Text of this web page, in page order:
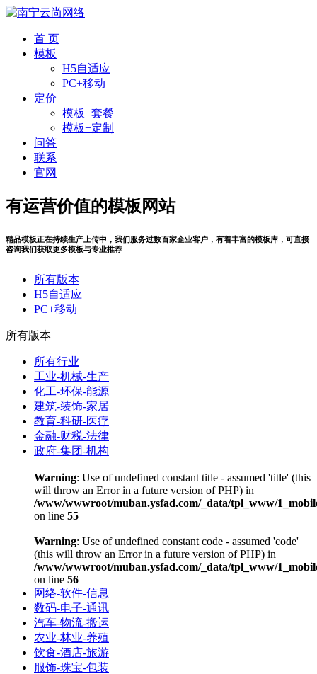
首 页
模板
H5自适应
PC+移动
定价
模板+套餐
模板+定制
问答
联系
官网
有运营价值的模板网站
精品模板正在持续生产上传中，我们服务过数百家企业客户，有着丰富的模板库，可直接
咨询我们获取更多模板与专业推荐
所有版本
H5自适应
PC+移动
所有版本
所有行业
工业-机械-生产
化工-环保-能源
建筑-装饰-家居
教育-科研-医疗
金融-财税-法律
政府-集团-机构
Warning: Use of undefined constant title - assumed 'title' (this
will throw an Error in a future version of PHP) in
/www/wwwroot/muban.ysfad.com/_data/tpl_www/
on line 55
Warning: Use of undefined constant code - assumed 'code'
(this will throw an Error in a future version of PHP) in
/www/wwwroot/muban.ysfad.com/_data/tpl_www/
on line 56
网络-软件-信息
数码-电子-通讯
汽车-物流-搬运
农业-林业-养殖
饮食-酒店-旅游
服饰-珠宝-包装